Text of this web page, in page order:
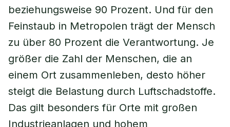
beziehungsweise 90 Prozent. Und für den
Feinstaub in Metropolen trägt der Mensch
zu über 80 Prozent die Verantwortung. Je
größer die Zahl der Menschen, die an
einem Ort zusammenleben, desto höher
steigt die Belastung durch Luftschadstoffe.
Das gilt besonders für Orte mit großen
Industrieanlagen und hohem